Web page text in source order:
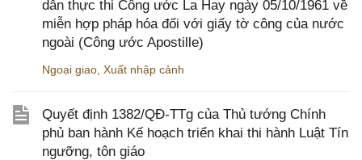
dẫn thực thi Công ước La Hay ngày 05/10/1961 về
miễn hợp pháp hóa đối với giấy tờ công của nước
ngoài (Công ước Apostille)
Ngoại giao Xuất nhập cảnh
Quyết định 1382/QĐ-TTg của Thủ tướng Chính
phủ ban hành Kế hoạch triển khai thi hành Luật Tín
ngưỡng, tôn giáo